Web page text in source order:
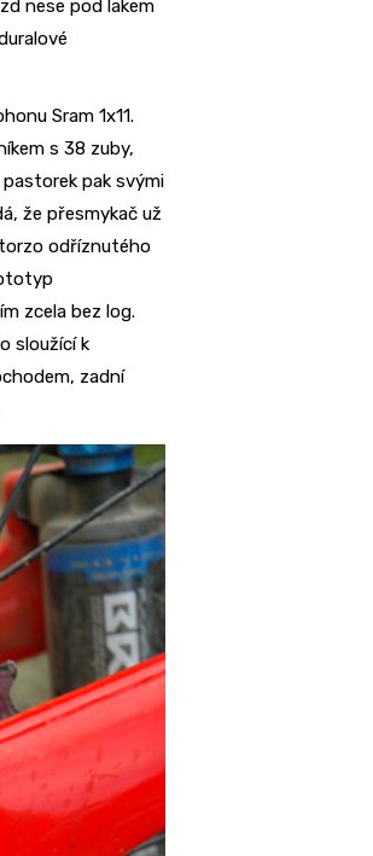
nese pod lakem
Sram 1x11.
s 38 zuby,
pak svými
že přesmykač už
odříznutého
zcela bez log.
sloužící k
zadní